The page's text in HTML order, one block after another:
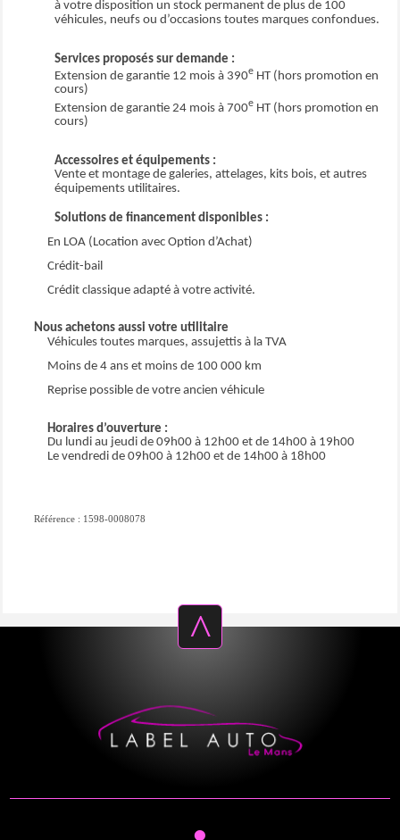
Sellerie Tissu bi-ton Noir et Gris
Service connecté ''Pack Connect Plus'' (inclus pendant 6 mois)
Service connecté ''Preventive Maintenance''
Siège conducteur individuel avec appui-tête réglable en hauteur et avec
accoudoir - Réglage longueur, inclinaison, réhausse et lombaire
Volant réglable en hauteur et en profondeur
à votre disposition un stock permanent de plus de 100
véhicules, neufs ou d’occasions toutes marques confondues.
Services proposés sur demande :
Extension de garantie 12 mois à 390e HT (hors promotion en
cours)
Extension de garantie 24 mois à 700e HT (hors promotion en
cours)
Accessoires et équipements :
Vente et montage de galeries, attelages, kits bois, et autres
équipements utilitaires.
Solutions de financement disponibles :
En LOA (Location avec Option d’Achat)
Crédit-bail
Crédit classique adapté à votre activité.
Nous achetons aussi votre utilitaire
Véhicules toutes marques, assujettis à la TVA
Moins de 4 ans et moins de 100 000 km
Reprise possible de votre ancien véhicule
Horaires d’ouverture :
Du lundi au jeudi de 09h00 à 12h00 et de 14h00 à 19h00
Le vendredi de 09h00 à 12h00 et de 14h00 à 18h00
Référence : 1598-0008078
^